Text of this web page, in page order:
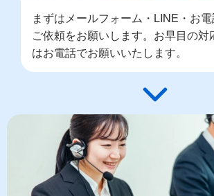
まずはメールフォーム・LINE・お
ご依頼をお願いします。お早目の対
はお電話でお願いいたします。